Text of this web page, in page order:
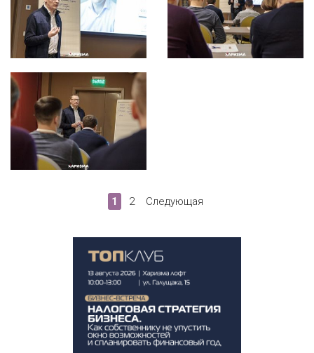
1 2 Следующая